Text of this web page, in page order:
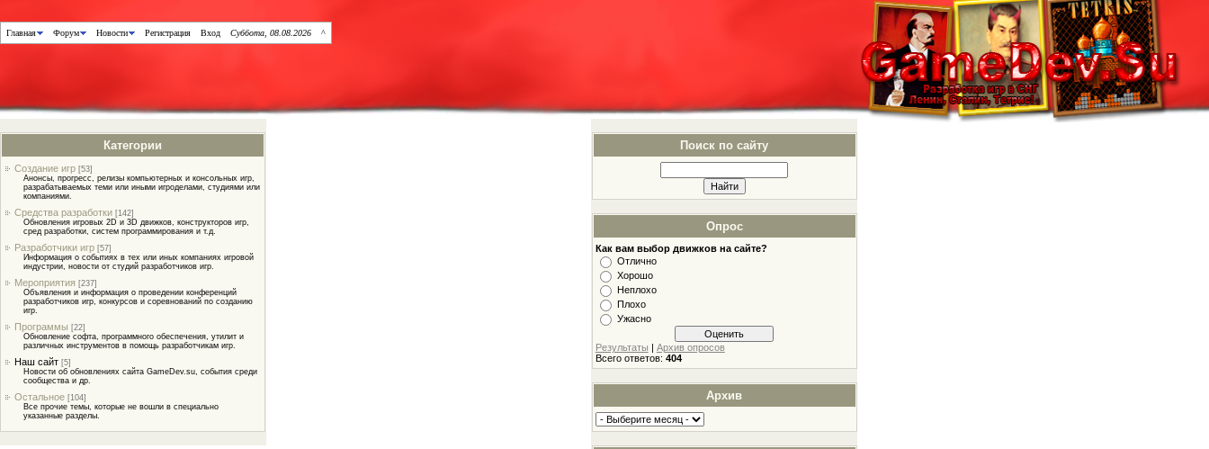
Главная Форум Новости Регистрация Вход Суббота, 08.08.2026 ^
Категории
Создание игр [53]
Анонсы, прогресс, релизы компьютерных и консольных игр,
разрабатываемых теми или иными игроделами, студиями или
компаниями.
Средства разработки [142]
Обновления игровых 2D и 3D движков, конструкторов игр,
сред разработки, систем программирования и т.д.
Разработчики игр [57]
Информация о событиях в тех или иных компаниях игровой
индустрии, новости от студий разработчиков игр.
Мероприятия [237]
Объявления и информация о проведении конференций
разработчиков игр, конкурсов и соревнований по созданию
игр.
Программы [22]
Обновление софта, программного обеспечения, утилит и
различных инструментов в помощь разработчикам игр.
Наш сайт [5]
Новости об обновлениях сайта GameDev.su, события среди
сообщества и др.
Остальное [104]
Все прочие темы, которые не вошли в специально
указанные разделы.
Поиск по сайту
Опрос
Как вам выбор движков на сайте?
Отлично
Хорошо
Неплохо
Плохо
Ужасно
Результаты | Архив опросов
Всего ответов: 404
Архив